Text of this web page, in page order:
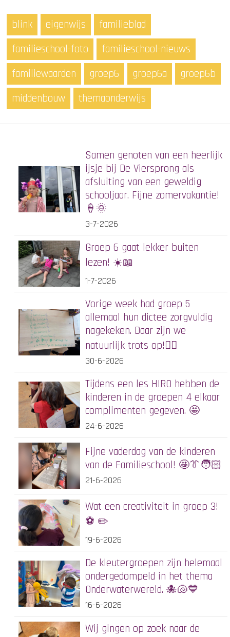
blink eigenwijs
familieblad
familieschool-foto
familieschool-nieuws
familiewaarden
groep6 groep6a
groep6b
middenbouw
themaonderwijs
Samen genoten van een heerlijk
ijsje bij De Viersprong als
afsluiting van een geweldig
schooljaar. Fijne zomervakantie!
🍦🌞
3-7-2026
Groep 6 gaat lekker buiten
lezen! ☀️📖
1-7-2026
Vorige week had groep 5
allemaal hun dictee zorgvuldig
nagekeken. Daar zijn we
natuurlijk trots op!✍🏻
30-6-2026
Tijdens een les HIRO hebben de
kinderen in de groepen 4 elkaar
complimenten gegeven. 🤩
24-6-2026
Fijne vaderdag van de kinderen
van de Familieschool! 🤩👔🧑🏻
21-6-2026
Wat een creativiteit in groep 3!
⚽️ ✏️
19-6-2026
De kleutergroepen zijn helemaal
ondergedompeld in het thema
Onderwaterwereld. 🐙🐚💙
16-6-2026
Wij gingen op zoek naar de